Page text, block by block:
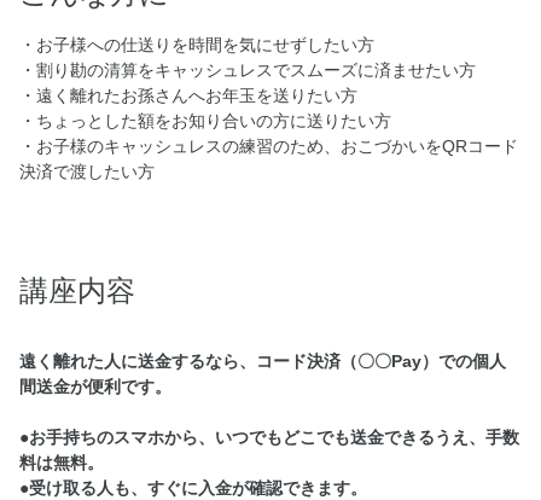
・お子様への仕送りを時間を気にせずしたい方
・割り勘の清算をキャッシュレスでスムーズに済ませたい方
・遠く離れたお孫さんへお年玉を送りたい方
・ちょっとした額をお知り合いの方に送りたい方
・お子様のキャッシュレスの練習のため、おこづかいをQRコード
決済で渡したい方
講座内容
遠く離れた人に送金するなら、コード決済（〇〇Pay）での個人
間送金が便利です。
●お手持ちのスマホから、いつでもどこでも送金できるうえ、手数
料は無料。
●受け取る人も、すぐに入金が確認できます。